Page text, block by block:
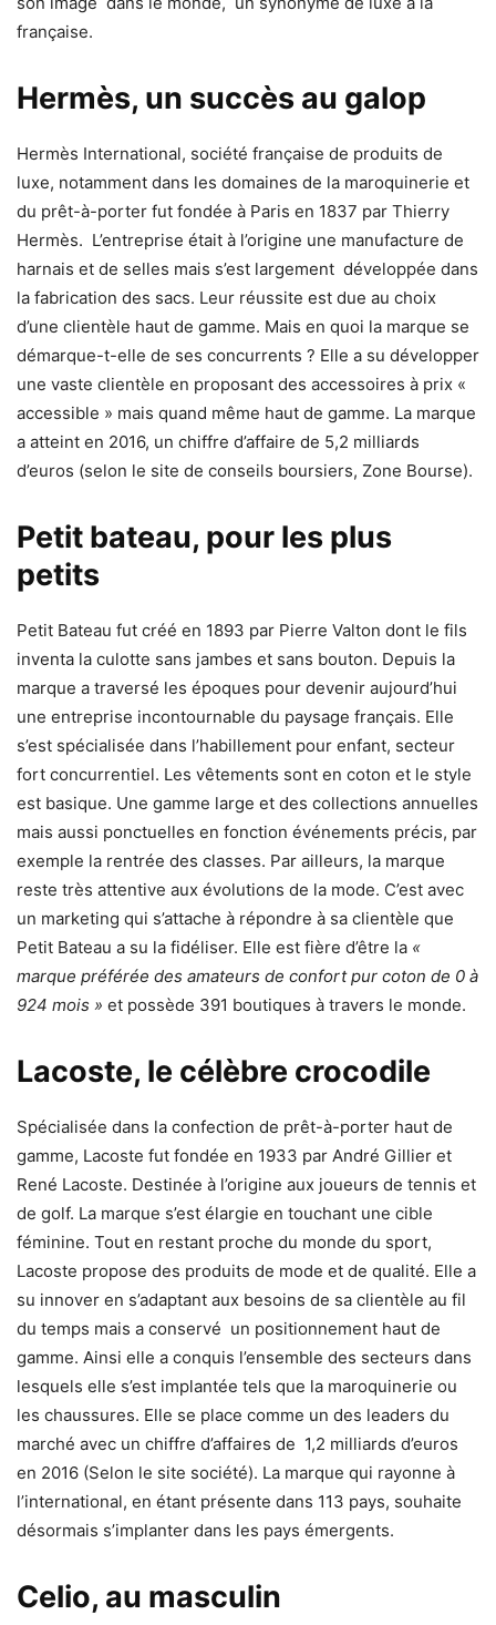
française.
Hermès, un succès au galop
Hermès International, société française de produits de
luxe, notamment dans les domaines de la maroquinerie et
du prêt-à-porter fut fondée à Paris en 1837 par Thierry
Hermès. L’entreprise était à l’origine une manufacture de
harnais et de selles mais s’est largement développée dans
la fabrication des sacs. Leur réussite est due au choix
d’une clientèle haut de gamme. Mais en quoi la marque se
démarque-t-elle de ses concurrents ? Elle a su développer
une vaste clientèle en proposant des accessoires à prix «
accessible » mais quand même haut de gamme. La marque
a atteint en 2016, un chiffre d’affaire de 5,2 milliards
d’euros (selon le site de conseils boursiers, Zone Bourse).
Petit bateau, pour les plus
petits
Petit Bateau fut créé en 1893 par Pierre Valton dont le fils
inventa la culotte sans jambes et sans bouton. Depuis la
marque a traversé les époques pour devenir aujourd’hui
une entreprise incontournable du paysage français. Elle
s’est spécialisée dans l’habillement pour enfant, secteur
fort concurrentiel. Les vêtements sont en coton et le style
est basique. Une gamme large et des collections annuelles
mais aussi ponctuelles en fonction événements précis, par
exemple la rentrée des classes. Par ailleurs, la marque
reste très attentive aux évolutions de la mode. C’est avec
un marketing qui s’attache à répondre à sa clientèle que
Petit Bateau a su la fidéliser. Elle est fière d’être la «
marque préférée des amateurs de confort pur coton de 0 à
924 mois » et possède 391 boutiques à travers le monde.
Lacoste, le célèbre crocodile
Spécialisée dans la confection de prêt-à-porter haut de
gamme, Lacoste fut fondée en 1933 par André Gillier et
René Lacoste. Destinée à l’origine aux joueurs de tennis et
de golf. La marque s’est élargie en touchant une cible
féminine. Tout en restant proche du monde du sport,
Lacoste propose des produits de mode et de qualité. Elle a
su innover en s’adaptant aux besoins de sa clientèle au fil
du temps mais a conservé un positionnement haut de
gamme. Ainsi elle a conquis l’ensemble des secteurs dans
lesquels elle s’est implantée tels que la maroquinerie ou
les chaussures. Elle se place comme un des leaders du
marché avec un chiffre d’affaires de ‎1,2 milliards d’euros
en 2016 (Selon le site société). La marque qui rayonne à
l’international, en étant présente dans 113 pays, souhaite
désormais s’implanter dans les pays émergents.
Celio, au masculin